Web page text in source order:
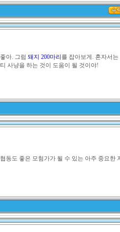
좋아. 그럼 돼지 200마리 를 잡아보게. 혼자서
티 사냥을 하는 것이 도움이 될 것이야!
협동도 좋은 모험가가 될 수 있는 아주 중요한